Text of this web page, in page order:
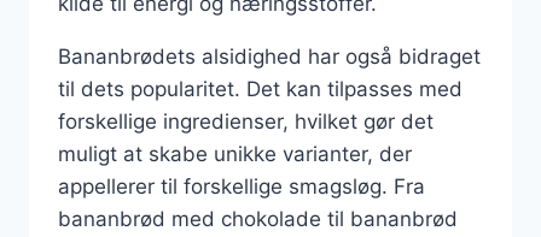
Bananbrødets alsidighed har også bidraget
til dets popularitet. Det kan tilpasses med
forskellige ingredienser, hvilket gør det
muligt at skabe unikke varianter, der
appellerer til forskellige smagsløg. Fra
bananbrød med chokolade til bananbrød